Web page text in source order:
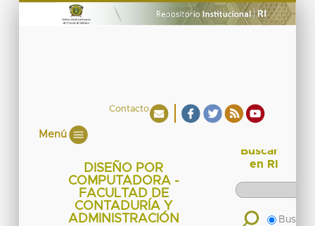
Contacto
Menú
DISEÑO POR
COMPUTADORA -
FACULTAD DE
CONTADURÍA Y
ADMINISTRACIÓN
Buscar
en RI
Buscar